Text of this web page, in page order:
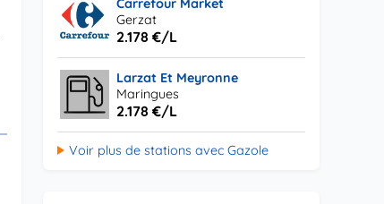
Carrefour Market
Gerzat
2.178 €/L
Larzat Et Meyronne
Maringues
2.178 €/L
Voir plus de stations avec Gazole